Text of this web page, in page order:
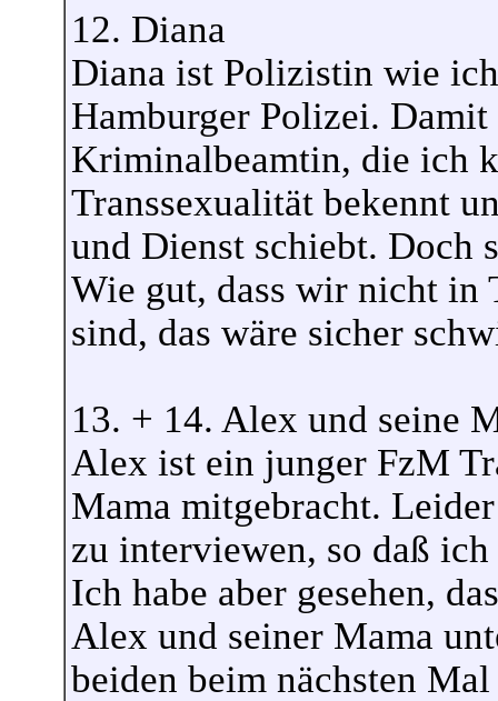
12. Diana
Diana ist Polizistin wie
Hamburger Polizei.
Kriminalbeamtin, die ich
Transsexualität bekennt
und Dienst schiebt. Doch
Wie gut, dass wir nicht in
sind, das wäre sicher
13. + 14. Alex und seine
Alex ist ein junger FzM
Mama mitgebracht.
zu interviewen, so daß
Ich habe aber gesehen,
Alex und seiner Mama
beiden beim nächsten